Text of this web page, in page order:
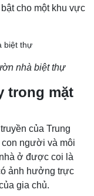
cho một khu vực
nhà biệt thự
trong mặt
của Trung
người và môi
ở được coi là
ảnh hưởng trực
gia chủ.